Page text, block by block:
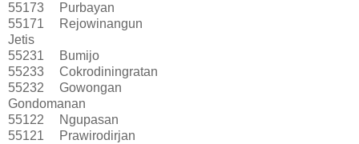
55173
Purbayan
55171
Rejowinangun
Jetis
55231
Bumijo
55233
Cokrodiningratan
55232
Gowongan
Gondomanan
55122
Ngupasan
55121
Prawirodirjan